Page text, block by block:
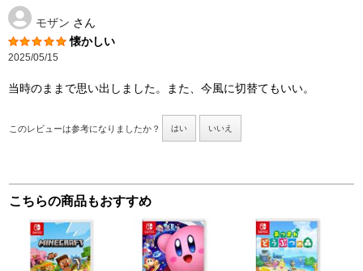
モザン さん
懐かしい
2025/05/15
当時のままで思い出しました。また、今風に切替てもいい。
このレビューは参考になりましたか？ はい いいえ
こちらの商品もおすすめ